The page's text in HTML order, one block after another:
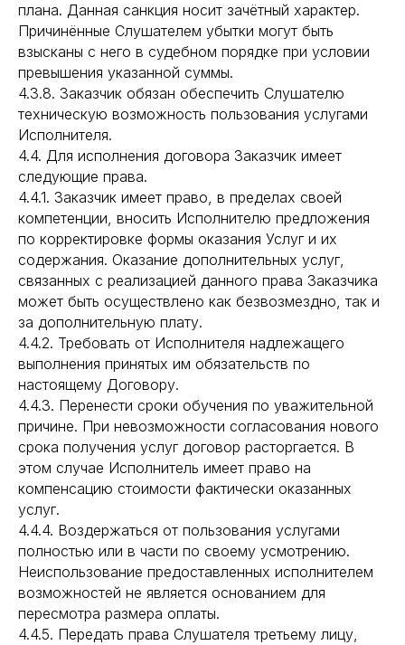
плана. Данная санкция носит зачётный характер.
Причинённые Слушателем убытки могут быть
взысканы с него в судебном порядке при условии
превышения указанной суммы.
4.3.8. Заказчик обязан обеспечить Слушателю
техническую возможность пользования услугами
Исполнителя.
4.4. Для исполнения договора Заказчик имеет
следующие права.
4.4.1. Заказчик имеет право, в пределах своей
компетенции, вносить Исполнителю предложения
по корректировке формы оказания Услуг и их
содержания. Оказание дополнительных услуг,
связанных с реализацией данного права Заказчика
может быть осуществлено как безвозмездно, так и
за дополнительную плату.
4.4.2. Требовать от Исполнителя надлежащего
выполнения принятых им обязательств по
настоящему Договору.
4.4.3. Перенести сроки обучения по уважительной
причине. При невозможности согласования нового
срока получения услуг договор расторгается. В
этом случае Исполнитель имеет право на
компенсацию стоимости фактически оказанных
услуг.
4.4.4. Воздержаться от пользования услугами
полностью или в части по своему усмотрению.
Неиспользование предоставленных исполнителем
возможностей не является основанием для
пересмотра размера оплаты.
4.4.5. Передать права Слушателя третьему лицу,